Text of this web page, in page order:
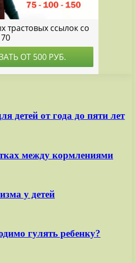
детей от года до пяти лет
между кормлениями
у детей
гулять ребенку?